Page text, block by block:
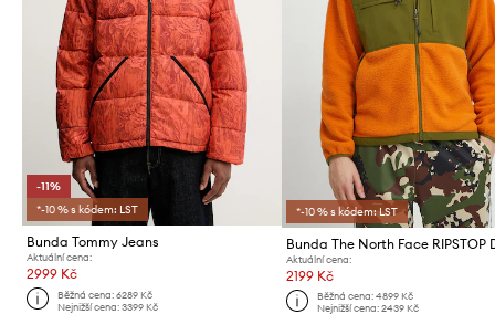
-11%
*-10 % s kódem: LST
Bunda Tommy Jeans
Aktuální cena:
2999 Kč
Běžná cena:6289 Kč
Nejnižší cena:3399 Kč
*-10 % s kódem: LST
Aktuální cena:
2199 Kč
Běžná cena: 4899 Kč
Nejnižší cena: 2439 Kč